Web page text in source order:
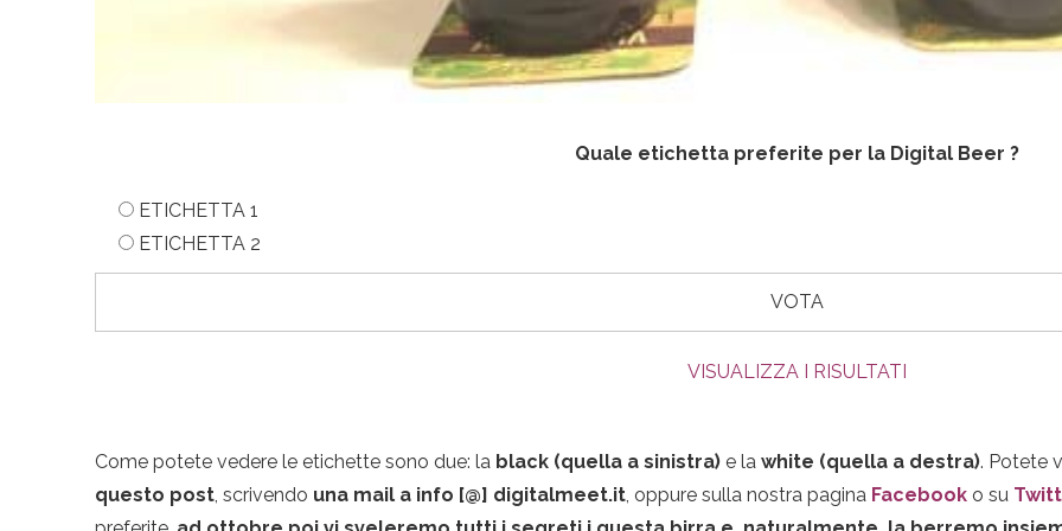
Quale etichetta preferite per la Digital Beer ?
ETICHETTA 1
ETICHETTA 2
VISUALIZZA I RISULTATI
Come potete vedere le etichette sono due: la black (quella a sinistra) e la white (quella a destra). Potete
questo post, scrivendo una mail a info [@] digitalmeet.it, oppure sulla nostra pagina Facebook o su